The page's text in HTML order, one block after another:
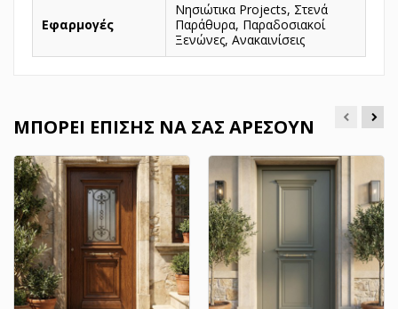
Εφαρμογές
Νησιώτικα Projects, Στενά
Παράθυρα, Παραδοσιακοί
Ξενώνες, Ανακαινίσεις
ΜΠΟΡΕΊ ΕΠΊΣΗΣ ΝΑ ΣΑΣ ΑΡΈΣΟΥΝ